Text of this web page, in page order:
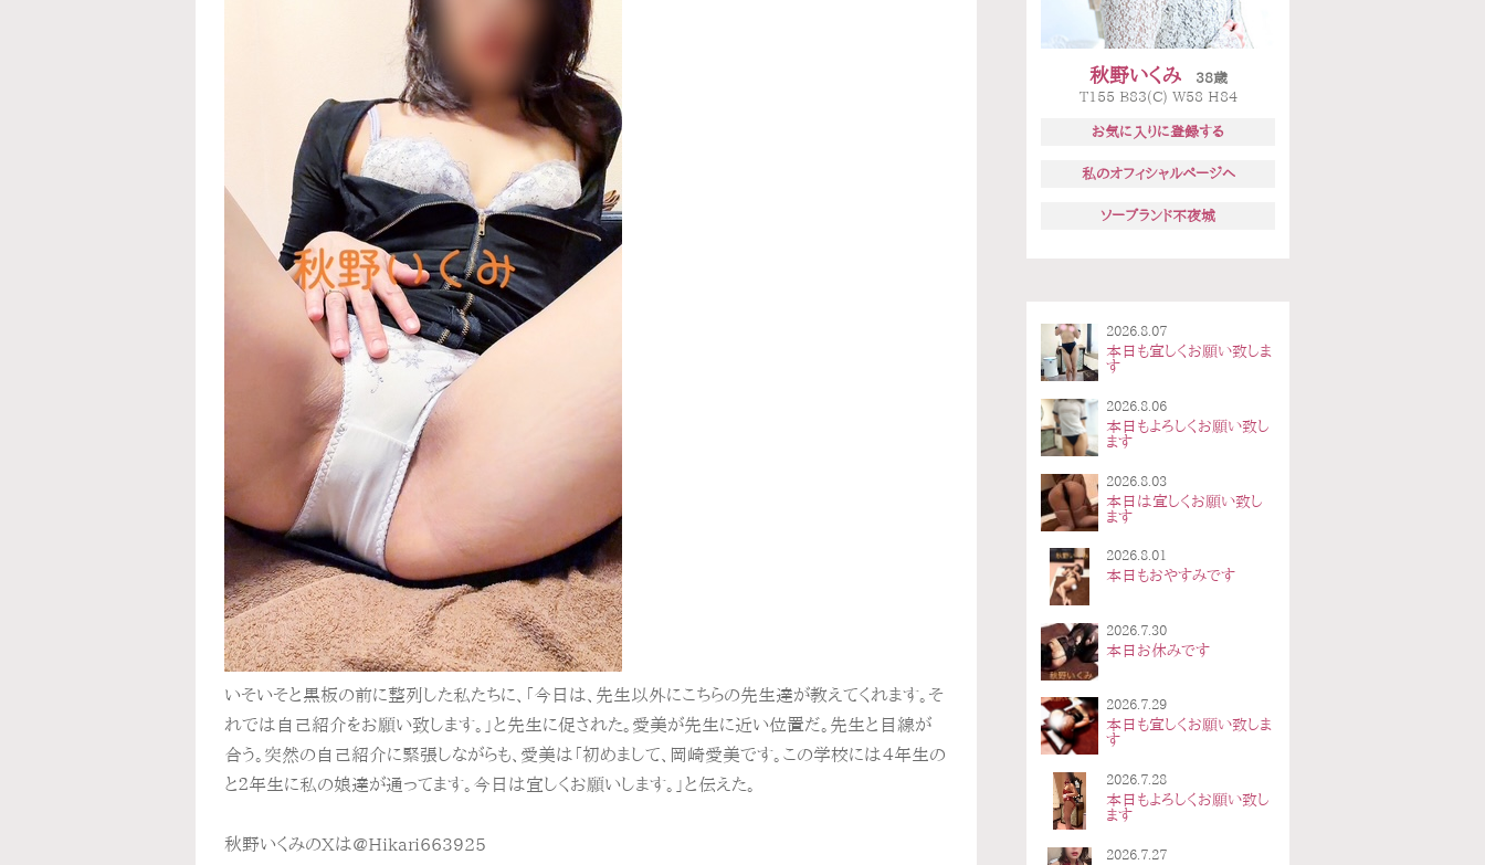
いそいそと黒板の前に整列した私たちに、「今日は、先生以外にこちらの先生達が教えてくれます。そ
れでは自己紹介をお願い致します。」と先生に促された。愛美が先生に近い位置だ。先生と目線が
合う。突然の自己紹介に緊張しながらも、愛美は「初めまして、岡崎愛美です。この学校には４年生の
と２年生に私の娘達が通ってます。今日は宜しくお願いします。」と伝えた。
秋野いくみのXは@Hikari663925
秋野いくみ
38歳
T155 B83(C) W58 H84
お気に入りに登録する
私のオフィシャルページへ
ソープランド不夜城
2026.8.07
本日も宜しくお願い致しま
す
2026.8.06
本日もよろしくお願い致し
ます
2026.8.03
本日は宜しくお願い致し
ます
2026.8.01
本日もおやすみです
2026.7.30
本日お休みです
2026.7.29
本日も宜しくお願い致しま
す
2026.7.28
本日もよろしくお願い致し
ます
2026.7.27